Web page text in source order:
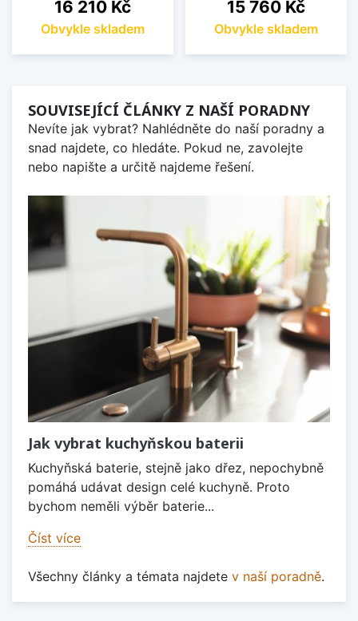
Cena
16 210 Kč
Obvykle skladem
Cena
15 760 Kč
Obvykle skladem
SOUVISEJÍCÍ ČLÁNKY Z NAŠÍ PORADNY
Nevíte jak vybrat? Nahlédněte do naší poradny a
snad najdete, co hledáte. Pokud ne, zavolejte
nebo napište a určitě najdeme řešení.
Jak vybrat kuchyňskou baterii
Kuchyňská baterie, stejně jako dřez, nepochybně
pomáhá udávat design celé kuchyně. Proto
bychom neměli výběr baterie...
Číst více
Všechny články a témata najdete v naší poradně.